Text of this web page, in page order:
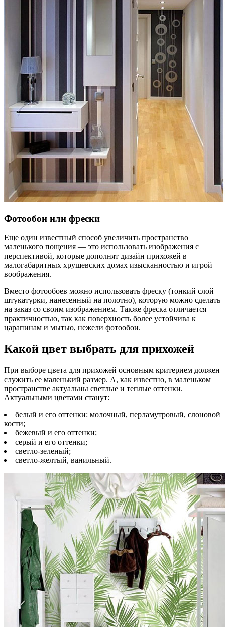
Фотообои или фрески
Еще один известный способ увеличить пространство
маленького пощения — это использовать изображения с
перспективой, которые дополнят дизайн прихожей в
малогабаритных хрущевских домах изысканностью и игрой
воображения.
Вместо фотообоев можно использовать фреску (тонкий слой
штукатурки, нанесенный на полотно), которую можно сделать
на заказ со своим изображением. Также фреска отличается
практичностью, так как поверхность более устойчива к
царапинам и мытью, нежели фотообои.
Какой цвет выбрать для прихожей
При выборе цвета для прихожей основным критерием должен
служить ее маленький размер. А, как известно, в маленьком
пространстве актуальны светлые и теплые оттенки.
Актуальными цветами станут:
белый и его оттенки: молочный, перламутровый, слоновой
кости;
бежевый и его оттенки;
серый и его оттенки;
светло-зеленый;
светло-желтый, ванильный.